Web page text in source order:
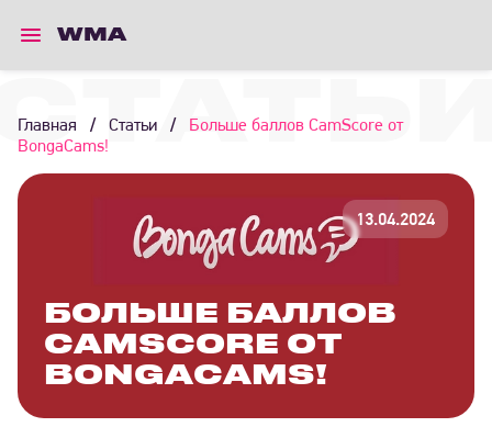
WMA
Главная / Статьи /
Больше баллов CamScore от
BongaCams!
13.04.2024
БОЛЬШЕ БАЛЛОВ
CAMSCORE ОТ
BONGACAMS!